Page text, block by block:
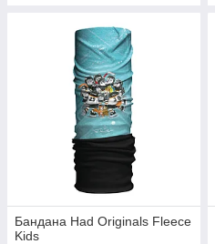
Бандана Had Originals Fleece
Kids